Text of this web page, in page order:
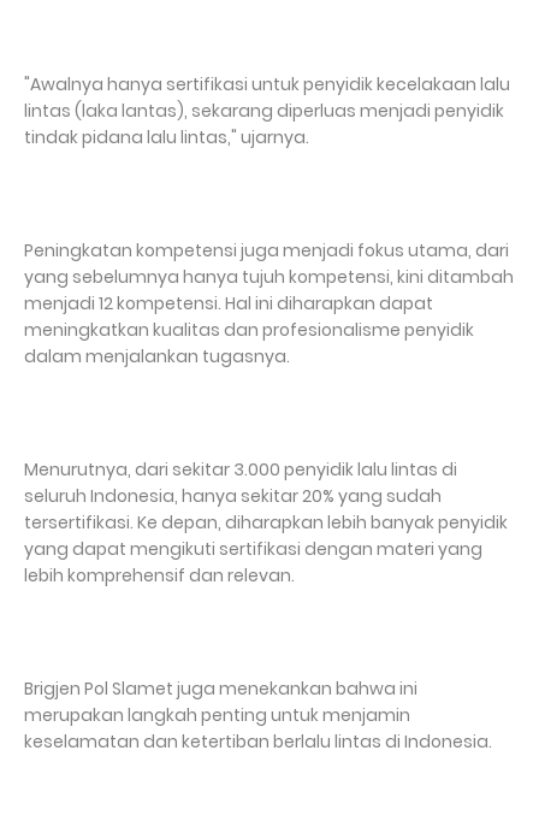
"Awalnya hanya sertifikasi untuk penyidik kecelakaan lalu
lintas (laka lantas), sekarang diperluas menjadi penyidik
tindak pidana lalu lintas," ujarnya.
Peningkatan kompetensi juga menjadi fokus utama, dari
yang sebelumnya hanya tujuh kompetensi, kini ditambah
menjadi 12 kompetensi. Hal ini diharapkan dapat
meningkatkan kualitas dan profesionalisme penyidik
dalam menjalankan tugasnya.
Menurutnya, dari sekitar 3.000 penyidik lalu lintas di
seluruh Indonesia, hanya sekitar 20% yang sudah
tersertifikasi. Ke depan, diharapkan lebih banyak penyidik
yang dapat mengikuti sertifikasi dengan materi yang
lebih komprehensif dan relevan.
Brigjen Pol Slamet juga menekankan bahwa ini
merupakan langkah penting untuk menjamin
keselamatan dan ketertiban berlalu lintas di Indonesia.